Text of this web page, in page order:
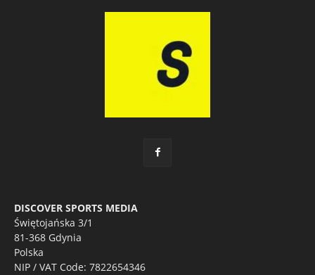
DISCOVER SPORTS MEDIA
Świętojańska 3/1
81-368 Gdynia
Polska
NIP / VAT Code: 7822654346